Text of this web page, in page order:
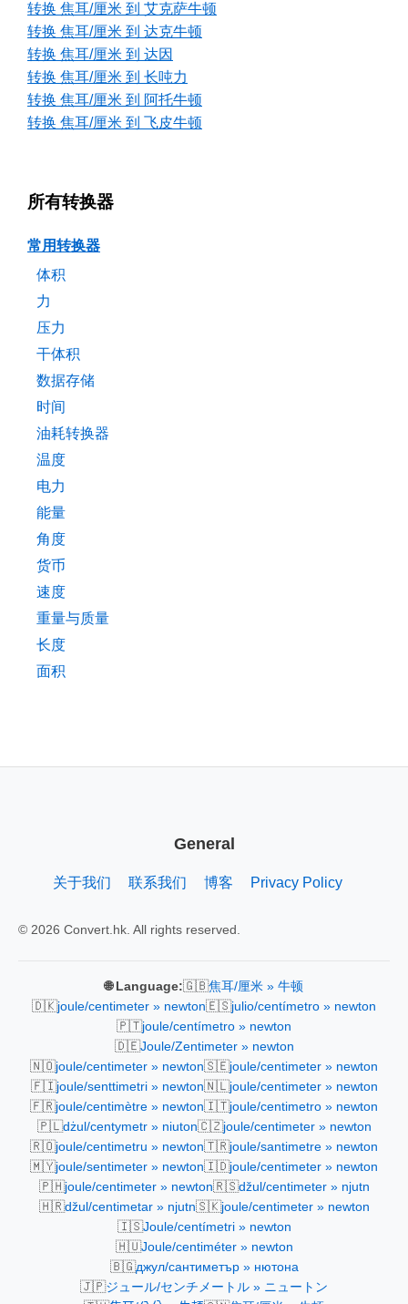
转换 焦耳/厘米 到 艾克萨牛顿
转换 焦耳/厘米 到 达克牛顿
转换 焦耳/厘米 到 达因
转换 焦耳/厘米 到 长吨力
转换 焦耳/厘米 到 阿托牛顿
转换 焦耳/厘米 到 飞皮牛顿
所有转换器
常用转换器
体积
力
压力
干体积
数据存储
时间
油耗转换器
温度
电力
能量
角度
货币
速度
重量与质量
长度
面积
General
关于我们 联系我们 博客 Privacy Policy
© 2026 Convert.hk. All rights reserved.
🌐 Language:🇬🇧焦耳/厘米 » 牛顿
🇩🇰joule/centimeter » newton🇪🇸julio/centímetro » newton
🇵🇹joule/centímetro » newton
🇩🇪Joule/Zentimeter » newton
🇳🇴joule/centimeter » newton🇸🇪joule/centimeter » newton
🇫🇮joule/senttimetri » newton🇳🇱joule/centimeter » newton
🇫🇷joule/centimètre » newton🇮🇹joule/centimetro » newton
🇵🇱dżul/centymetr » niuton🇨🇿joule/centimeter » newton
🇷🇴joule/centimetru » newton🇹🇷joule/santimetre » newton
🇲🇾joule/sentimeter » newton🇮🇩joule/centimeter » newton
🇵🇭joule/centimeter » newton🇷🇸džul/centimeter » njutn
🇭🇷džul/centimetar » njutn🇸🇰joule/centimeter » newton
🇮🇸Joule/centímetri » newton
🇭🇺Joule/centiméter » newton
🇧🇬джул/сантиметър » нютона
🇯🇵ジュール/センチメートル » ニュートン